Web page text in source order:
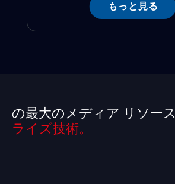
もっと見る
の最大のメディア リソース
ライズ技術。